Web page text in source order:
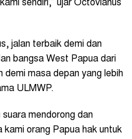
sendiri,” ujar Octovianus
jalan terbaik demi dan
bangsa West Papua dari
demi masa depan yang lebih
ULMWP.
mendorong dan
kami orang Papua hak untuk